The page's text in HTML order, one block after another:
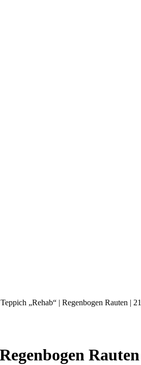
„Rehab“ | Regenbogen Rauten |